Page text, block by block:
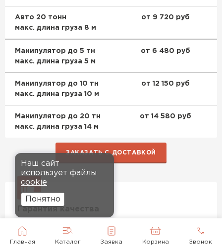
Главная Каталог Заявка Корзина Звонок
Авто 20 тонн
макс. длина груза 8 м
от 9 720 руб
Манипулятор до 5 тн
макс. длина груза 5 м
от 6 480 руб
Манипулятор до 10 тн
макс. длина груза 10 м
от 12 150 руб
Манипулятор до 20 тн
макс. длина груза 14 м
от 14 580 руб
ЗАКАЗАТЬ С ДОСТАВКОЙ
Условия возврата
Наш сайт
использует файлы
cookie
Понятно